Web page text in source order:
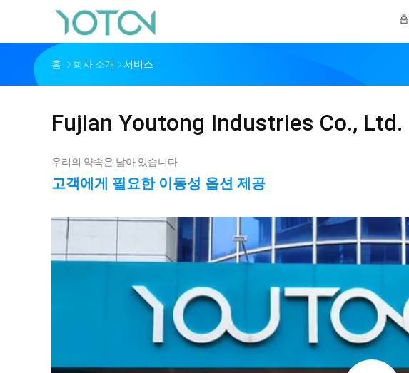
홈
홈 회사 소개 서비스
Fujian Youtong Industries Co., Ltd.
우리의 약속은 남아 있습니다
고객에게 필요한 이동성 옵션 제공